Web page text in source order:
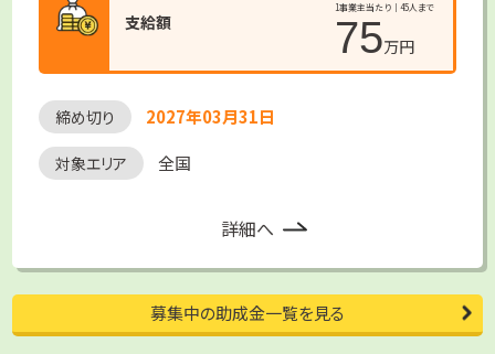
支給額
1事業主当たり｜45人まで
75万円
締め切り 2027年03月31日
対象エリア 全国
詳細へ
募集中の助成金一覧を見る